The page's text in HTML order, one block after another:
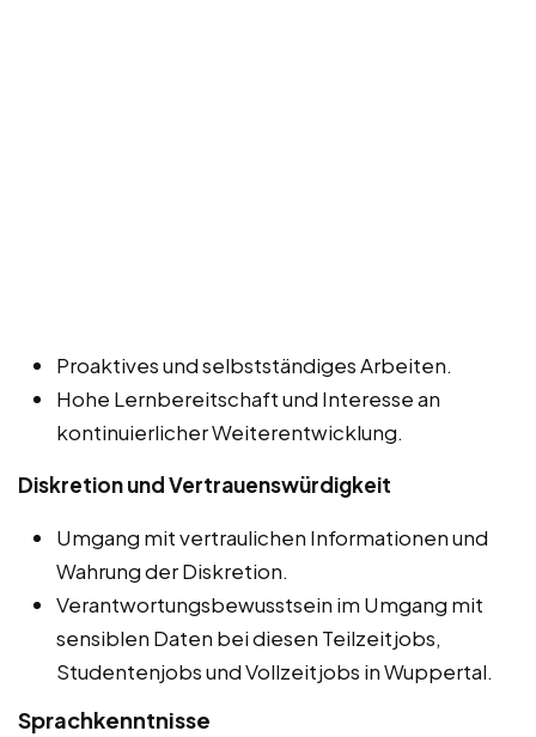
Proaktives und selbstständiges Arbeiten.
Hohe Lernbereitschaft und Interesse an
kontinuierlicher Weiterentwicklung.
Diskretion und Vertrauenswürdigkeit
Umgang mit vertraulichen Informationen und
Wahrung der Diskretion.
Verantwortungsbewusstsein im Umgang mit
sensiblen Daten bei diesen Teilzeitjobs,
Studentenjobs und Vollzeitjobs in Wuppertal.
Sprachkenntnisse